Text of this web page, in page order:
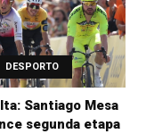
DESPORTO
Santiago Mesa
segunda etapa